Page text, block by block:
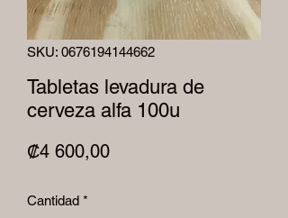
SKU: 0676194144662
Tabletas levadura de
cerveza alfa 100u
₡4 600,00Precio
Cantidad *